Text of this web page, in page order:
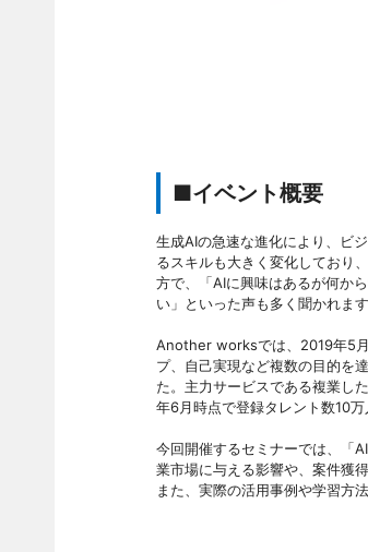
■イベント概要
生成AIの急速な進化により、ビ
るスキルも大きく変化しており
方で、「AIに興味はあるが何か
い」といった声も多く聞かれます
Another worksでは、2019年5月
プ、自己実現など複数の目的を
た。主力サービスである複業し
年6月時点で登録タレント数10
今回開催するセミナーでは、「
業市場に与える影響や、案件獲
また、実際の活用事例や学習方